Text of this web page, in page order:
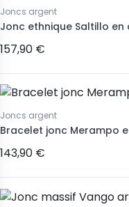
Joncs argent
Jonc ethnique Saltillo
157,90 €
Joncs argent
Bracelet jonc Merampo
143,90 €